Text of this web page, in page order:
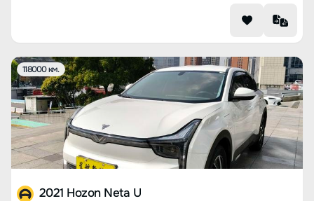
118000 км.
2021 Hozon Neta U